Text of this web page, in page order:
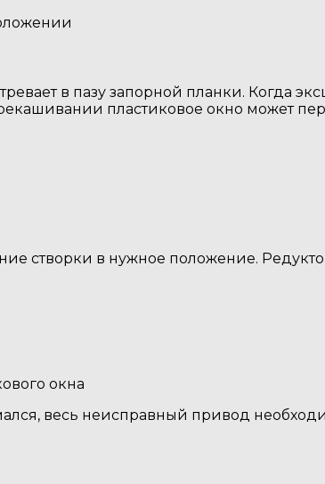
в пазу запорной планки. Когда
пластиковое окно может
створки в нужное положение.
весь неисправный привод